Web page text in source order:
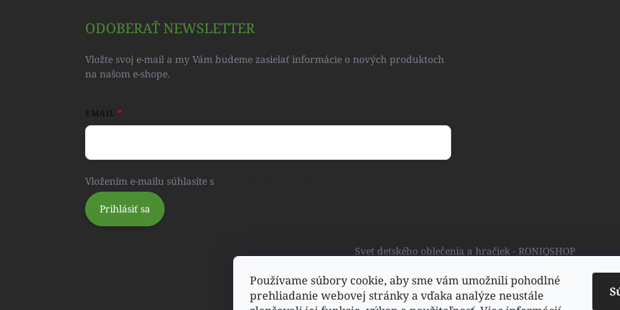
Používame súbory cookie, aby sme vám umožnili pohodlné
prehliadanie webovej stránky a vďaka analýze neustále
ODOBERAŤ NEWSLETTER
Vložte svoj e-mail a my Vám budeme zasielať informácie o nových produktoch
na našom e-shope.
EMAIL
Vložením e-mailu súhlasíte s
Prihlásiť sa
Svet detského oblečenia a hračiek - RONIQSHOP